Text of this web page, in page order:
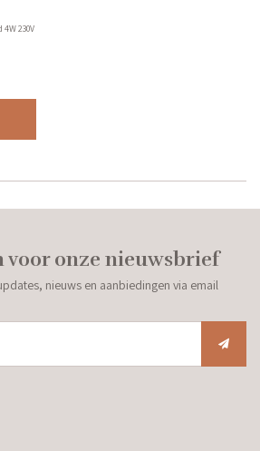
4W 230V
voor onze nieuwsbrief
nieuws en aanbiedingen via email